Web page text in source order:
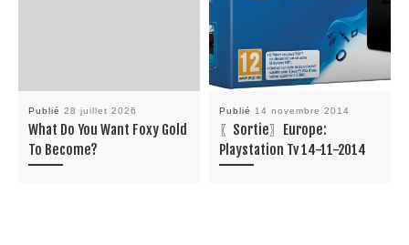
Publié 28 juillet 2026
What Do You Want Foxy Gold
To Become?
Publié 14 novembre 2014
〖Sortie〗Europe:
Playstation Tv 14-11-2014